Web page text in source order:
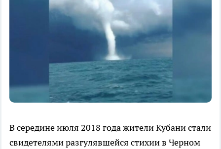
В середине июля 2018 года жители Кубани стали
свидетелями разгулявшейся стихии в Черном